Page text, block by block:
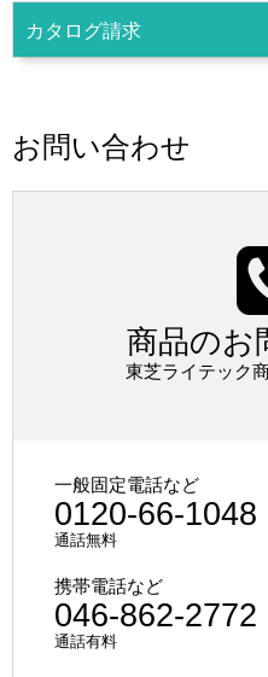
カタログ請求
お問い合わせ
商品のお
東芝ライテック
一般固定電話など
0120-66-1048
通話無料
携帯電話など
046-862-2772
通話有料